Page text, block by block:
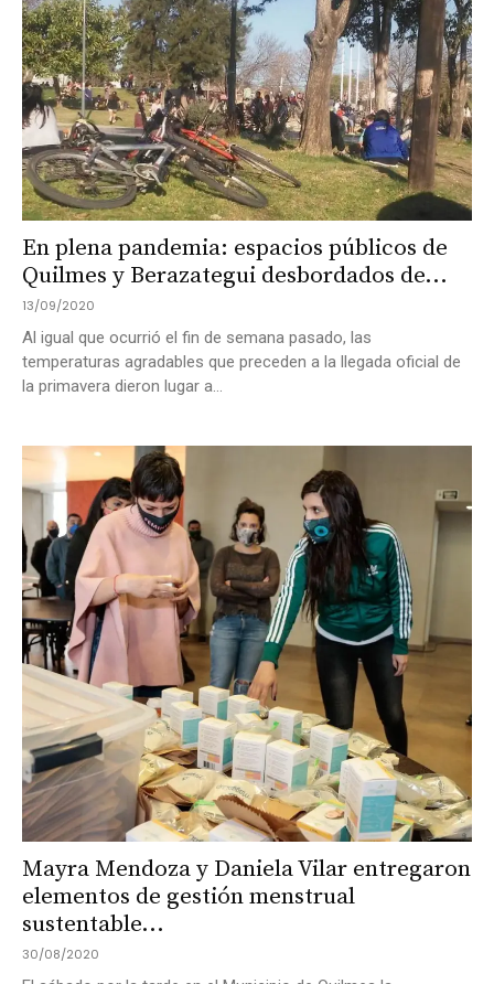
En plena pandemia: espacios públicos de
Quilmes y Berazategui desbordados de...
13/09/2020
Al igual que ocurrió el fin de semana pasado, las
temperaturas agradables que preceden a la llegada oficial de
la primavera dieron lugar a...
Mayra Mendoza y Daniela Vilar entregaron
elementos de gestión menstrual
sustentable...
30/08/2020